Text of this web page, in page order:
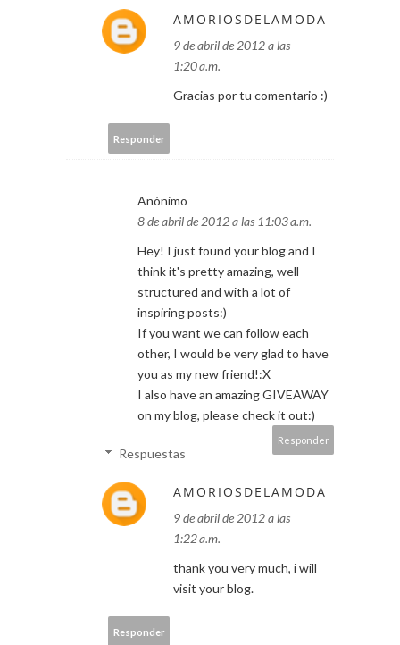
AMORIOSDELAMODA
9 de abril de 2012 a las
1:20 a.m.
Gracias por tu comentario :)
Responder
Anónimo
8 de abril de 2012 a las 11:03 a.m.
Hey! I just found your blog and I
think it's pretty amazing, well
structured and with a lot of
inspiring posts:)
If you want we can follow each
other, I would be very glad to have
you as my new friend!:X
I also have an amazing GIVEAWAY
on my blog, please check it out:)
Responder
Respuestas
AMORIOSDELAMODA
9 de abril de 2012 a las
1:22 a.m.
thank you very much, i will
visit your blog.
Responder